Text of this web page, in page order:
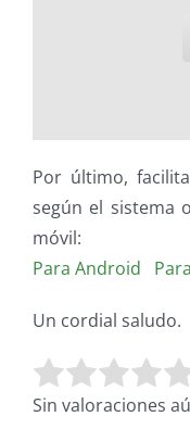
Por último,
según el sistema
móvil:
Para Android
Un cordial saludo.
Valora este
Sin valoraciones